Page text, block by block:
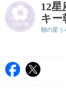
12星
キー
朝の星う